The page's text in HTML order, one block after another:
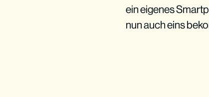
ein eigenes
nun auch eins